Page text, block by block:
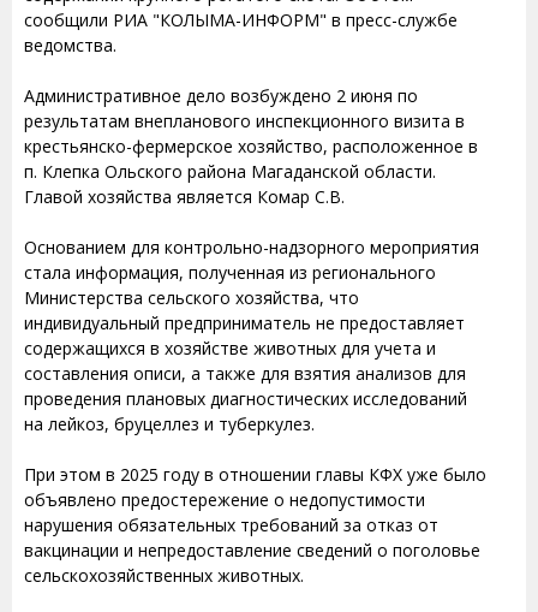
сообщили РИА "КОЛЫМА-ИНФОРМ" в пресс-службе
ведомства.
Административное дело возбуждено 2 июня по
результатам внепланового инспекционного визита в
крестьянско-фермерское хозяйство, расположенное в
п. Клепка Ольского района Магаданской области.
Главой хозяйства является Комар С.В.
Основанием для контрольно-надзорного мероприятия
стала информация, полученная из регионального
Министерства сельского хозяйства, что
индивидуальный предприниматель не предоставляет
содержащихся в хозяйстве животных для учета и
составления описи, а также для взятия анализов для
проведения плановых диагностических исследований
на лейкоз, бруцеллез и туберкулез.
При этом в 2025 году в отношении главы КФХ уже было
объявлено предостережение о недопустимости
нарушения обязательных требований за отказ от
вакцинации и непредоставление сведений о поголовье
сельскохозяйственных животных.